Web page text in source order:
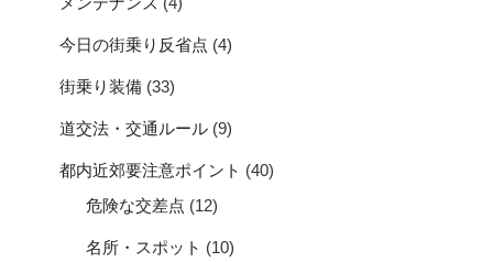
今日の街乗り反省点 (4)
街乗り装備 (33)
道交法・交通ルール (9)
都内近郊要注意ポイント (40)
危険な交差点 (12)
名所・スポット (10)